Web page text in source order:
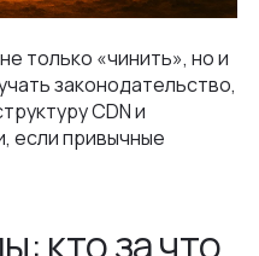
только «чинить», но и
законодательство,
CDN и
если привычные
кто за что